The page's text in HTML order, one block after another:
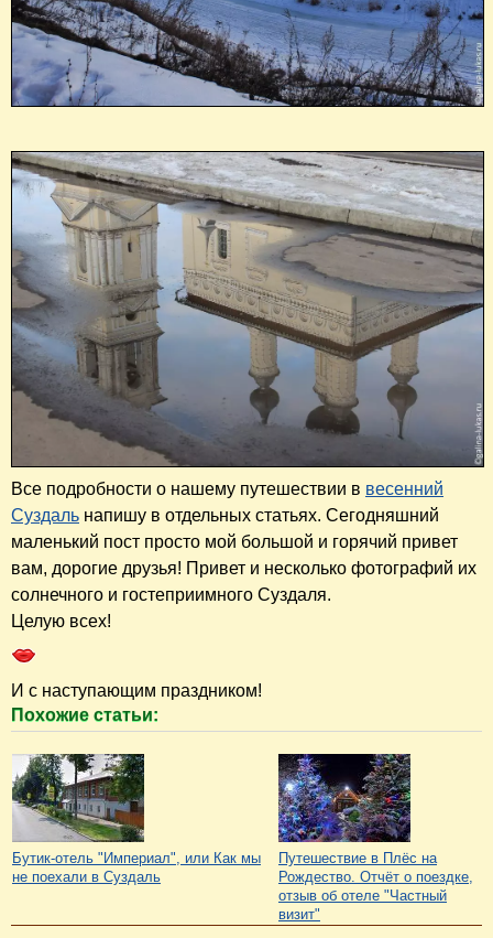
Все подробности о нашему путешествии в весенний
Суздаль напишу в отдельных статьях. Сегодняшний
маленький пост просто мой большой и горячий привет
вам, дорогие друзья! Привет и несколько фотографий их
солнечного и гостеприимного Суздаля.
Целую всех!
И с наступающим праздником!
Похожие статьи:
Бутик-отель "Империал", или Как мы
не поехали в Суздаль
Путешествие в Плёс на
Рождество. Отчёт о поездке,
отзыв об отеле "Частный
визит"